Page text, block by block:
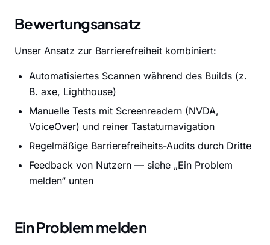
Bewertungsansatz
Unser Ansatz zur Barrierefreiheit kombiniert:
Automatisiertes Scannen während des Builds (z.
B. axe, Lighthouse)
Manuelle Tests mit Screenreadern (NVDA,
VoiceOver) und reiner Tastaturnavigation
Regelmäßige Barrierefreiheits-Audits durch Dritte
Feedback von Nutzern — siehe „Ein Problem
melden“ unten
Ein Problem melden